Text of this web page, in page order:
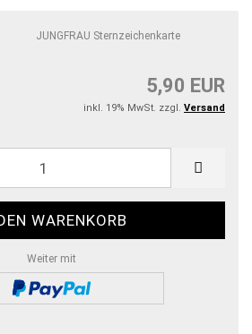
JUNGFRAU Sternzeichenkarte
5,90 EUR
inkl. 19% MwSt. zzgl. Versand
Weiter mit